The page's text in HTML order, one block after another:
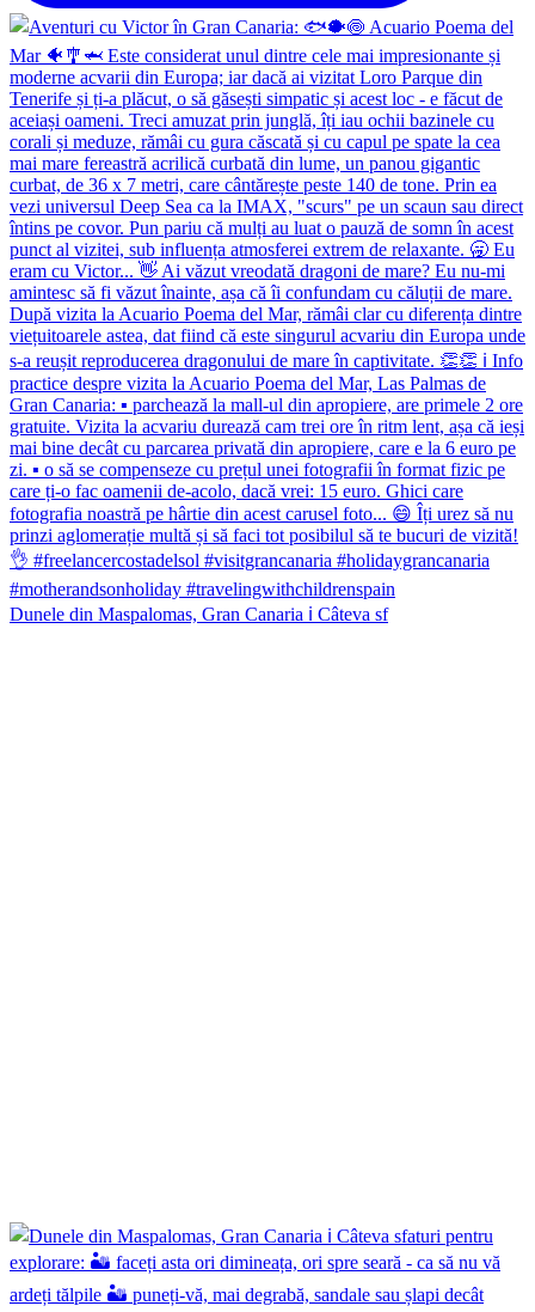
Dunele din Maspalomas, Gran Canaria ℹ️ Câteva sf